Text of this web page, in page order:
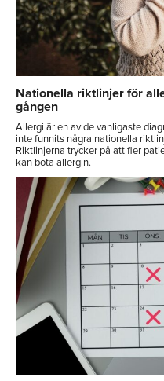
Nationella riktlinjer för
gången
Allergi är en av de vanligaste
inte funnits några nationella
Riktlinjerna trycker på att fler
kan bota allergin.